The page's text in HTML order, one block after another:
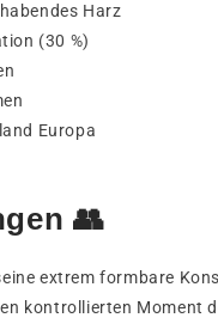
Harz
(30 %)
Europa
👥
extrem formbare
kontrollierten Moment